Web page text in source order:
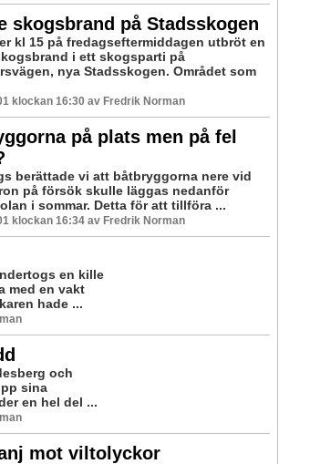
skogsbrand på Stadsskogen
kl 15 på fredagseftermiddagen utbröt en
i ett skogsparti på
nya Stadsskogen. Området som
klockan 16:30 av Fredrik Norman
på plats men på fel
berättade vi att båtbryggorna nere vid
på försök skulle läggas nedanför
i sommar. Detta för att tillföra ...
klockan 16:34 av Fredrik Norman
en kille
med en vakt
hade ...
och
sina
en hel del ...
mot viltolyckor